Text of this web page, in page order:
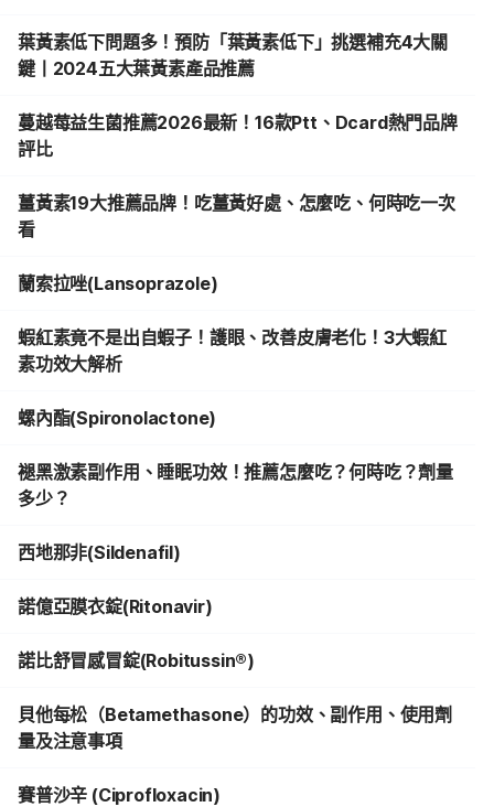
葉黃素低下問題多！預防「葉黃素低下」挑選補充4大關
鍵丨2024五大葉黃素產品推薦
蔓越莓益生菌推薦2026最新！16款Ptt、Dcard熱門品牌
評比
薑黃素19大推薦品牌！吃薑黃好處、怎麼吃、何時吃一次
看
蘭索拉唑(Lansoprazole)
蝦紅素竟不是出自蝦子！護眼、改善皮膚老化！3大蝦紅
素功效大解析
螺內酯(Spironolactone)
褪黑激素副作用、睡眠功效！推薦怎麼吃？何時吃？劑量
多少？
西地那非(Sildenafil)
諾億亞膜衣錠(Ritonavir)
諾比舒冒感冒錠(Robitussin®)
貝他每松（Betamethasone）的功效、副作用、使用劑
量及注意事項
賽普沙辛 (Ciprofloxacin)